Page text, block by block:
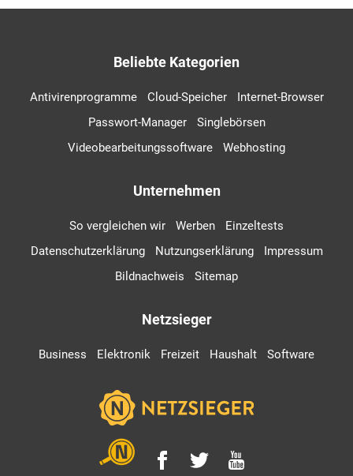
Beliebte Kategorien
Antivirenprogramme Cloud-Speicher
Internet-Browser
Passwort-Manager
Singlebörsen
Videobearbeitungssoftware
Webhosting
Unternehmen
So vergleichen wir Werben
Einzeltests
Datenschutzerklärung
Nutzungserklärung
Impressum
Bildnachweis
Sitemap
Netzsieger
Business Elektronik Freizeit Haushalt Software